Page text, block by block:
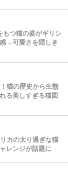
もつ猫の姿がギリシ
→可愛さを隠しき
猫の歴史から生態
る美しすぎる猫図
カの太り過ぎな猫
レンジが話題に